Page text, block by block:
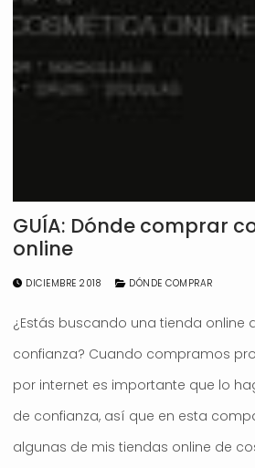
GUÍA: Dónde comprar
online
DICIEMBRE 2018 DÓNDE COMPRAR
¿Estás buscando una tienda online
confianza? Cuando compramos
por internet es importante que lo
de confianza, así que en esta
algunas de mis tiendas online de